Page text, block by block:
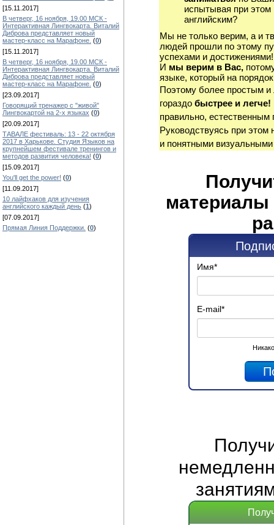
[15.11.2017]
В четверг, 16 ноября, 19.00 МСК -
Интерактивная Лингвокарта. Виталий
Диброва представляет новый
мастер-класс на Марафоне. (0)
[15.11.2017]
В четверг, 16 ноября, 19.00 МСК -
Интерактивная Лингвокарта. Виталий
Диброва представляет новый
мастер-класс на Марафоне. (0)
[23.09.2017]
Говорящий тренажер с "живой"
Лингвокартой на 2-х языках (0)
[20.09.2017]
ТАВАЛЕ фестиваль: 13 - 22 октября
2017 в Харькове. Студия Языков на
крупнейшем фестивале тренингов и
методов развития человека! (0)
[15.09.2017]
You'll get the power! (0)
[11.09.2017]
10 лайфхаков для изучения
английского каждый день (1)
[07.09.2017]
Прямая Линия Поддержки. (0)
испытывая при этом
английским?
Мы не только верим, а и
людей прошли по этому
успехами и достижениями!
И мы верим в Вас,
языке, который на
Поэтому более простым
гораздо быстрее и легче!
правильно, естественным
Руководствуясь при
и понятными
материалы
Имя*
E-mail*